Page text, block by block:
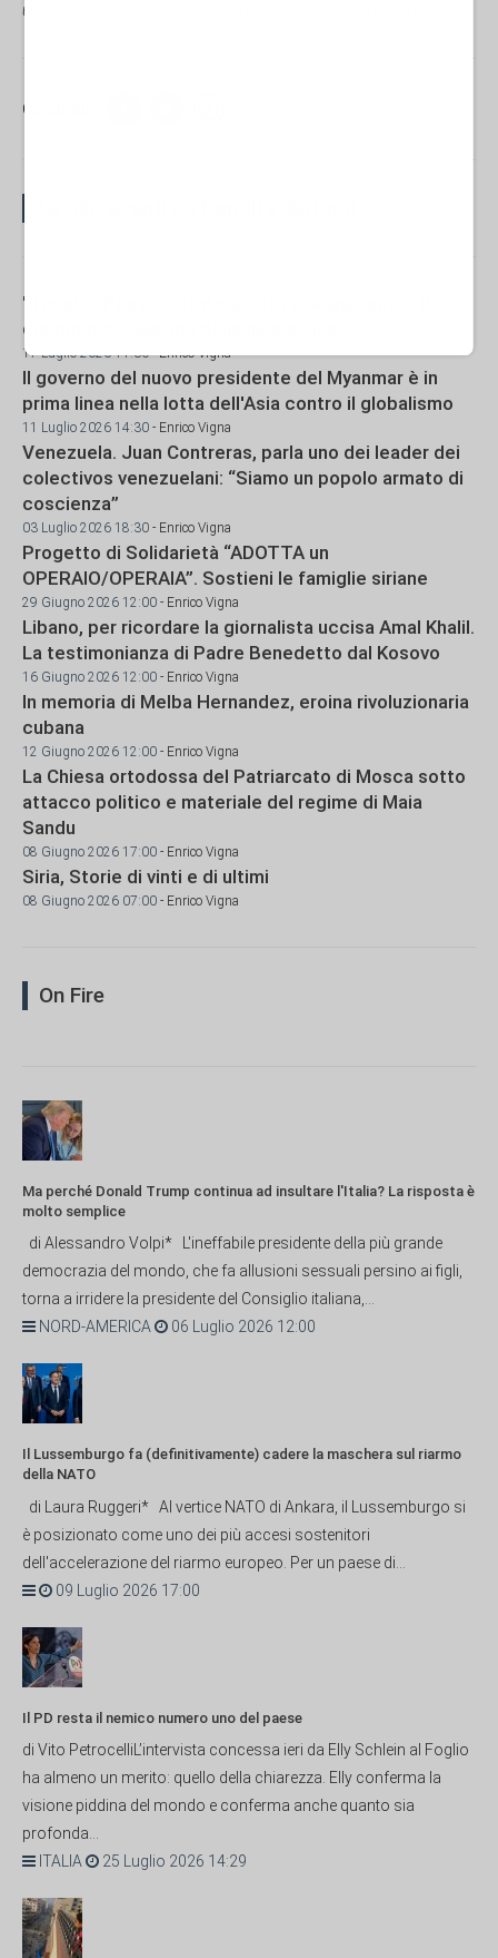
un giorno e lavorare qui come chirurgo per aiutare la nostra gente…”.
Condividi:
"Il nostro Paese è stato violato e soggiogato": il
drammatico destino della nuova Siria
17 Luglio 2026 11:30- Enrico Vigna
Il governo del nuovo presidente del Myanmar è in
prima linea nella lotta dell'Asia contro il globalismo
11 Luglio 2026 14:30 - Enrico Vigna
Venezuela. Juan Contreras, parla uno dei leader dei
colectivos venezuelani: “Siamo un popolo armato di
coscienza”
03 Luglio 2026 18:30 - Enrico Vigna
Progetto di Solidarietà “ADOTTA un
OPERAIO/OPERAIA”. Sostieni le famiglie siriane
29 Giugno 2026 12:00 - Enrico Vigna
Libano, per ricordare la giornalista uccisa Amal Khalil.
La testimonianza di Padre Benedetto dal Kosovo
16 Giugno 2026 12:00 - Enrico Vigna
In memoria di Melba Hernandez, eroina rivoluzionaria
cubana
12 Giugno 2026 12:00 - Enrico Vigna
La Chiesa ortodossa del Patriarcato di Mosca sotto
attacco politico e materiale del regime di Maia
Sandu
08 Giugno 2026 17:00 - Enrico Vigna
Siria, Storie di vinti e di ultimi
08 Giugno 2026 07:00 - Enrico Vigna
On Fire
Ma perché Donald Trump continua ad insultare l'Italia? La risposta è
molto semplice
di Alessandro Volpi* L'ineffabile presidente della più grande
democrazia del mondo, che fa allusioni sessuali persino ai figli,
torna a irridere la presidente del Consiglio italiana,...
NORD-AMERICA
06 Luglio 2026 12:00
Il Lussemburgo fa (definitivamente) cadere la maschera sul riarmo
della NATO
di Laura Ruggeri* Al vertice NATO di Ankara, il Lussemburgo si
è posizionato come uno dei più accesi sostenitori
dell'accelerazione del riarmo europeo. Per un paese di...
09 Luglio 2026 17:00
Il PD resta il nemico numero uno del paese
di Vito PetrocelliL’intervista concessa ieri da Elly Schlein al Foglio
ha almeno un merito: quello della chiarezza. Elly conferma la
visione piddina del mondo e conferma anche quanto sia
profonda...
ITALIA
25 Luglio 2026 14:29